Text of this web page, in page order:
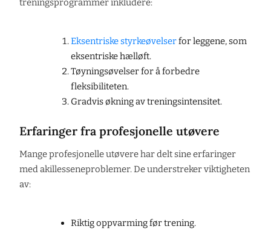
treningsprogrammer inkludere:
Eksentriske styrkeøvelserfor leggene, som
eksentriske hælløft.
Tøyningsøvelser for å forbedre
fleksibiliteten.
Gradvis økning av treningsintensitet.
Erfaringer fra profesjonelle utøvere
Mange profesjonelle utøvere har delt sine erfaringer
med akillesseneproblemer. De understreker viktigheten
av:
Riktig oppvarming før trening.